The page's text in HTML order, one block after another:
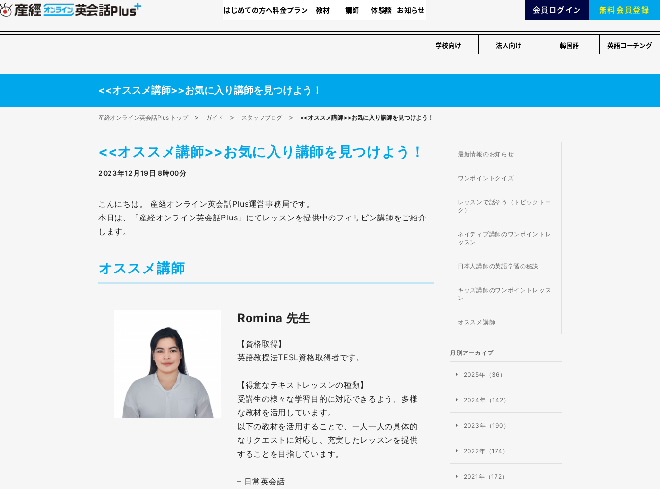
はじめての方へ料金プラン 教材 講師 体験談 お知らせ 会員ログイン 無料会員登録
学校向け 法人向け 韓国語 英語コーチング
<<オススメ講師>>お気に入り講師を見つけよう！
産経オンライン英会話Plus トップ ガイド スタッフブログ <<オススメ講師>>お気に入り講師を見つけよう！
<<オススメ講師>>お気に入り講師を見つけよう！
2023年12月19日 8時00分
こんにちは。 産経オンライン英会話Plus運営事務局です。
本日は、「産経オンライン英会話Plus」にてレッスンを提供中のフィリピン講師をご紹介
します。
オススメ講師
Romina 先生
【資格取得】
英語教授法TESL資格取得者です。
【得意なテキストレッスンの種類】
受講生の様々な学習目的に対応できるよう、多様
な教材を活用しています。
以下の教材を活用することで、一人一人の具体的
なリクエストに対応し、充実したレッスンを提供
することを目指しています。
– 日常英会話
最新情報のお知らせ
ワンポイントクイズ
レッスンで話そう（トピックトー
ク）
ネイティブ講師のワンポイントレ
ッスン
日本人講師の英語学習の秘訣
キッズ講師のワンポイントレッス
ン
オススメ講師
月別アーカイブ
2025年（36）
2024年（142）
2023年（190）
2022年（174）
2021年（172）